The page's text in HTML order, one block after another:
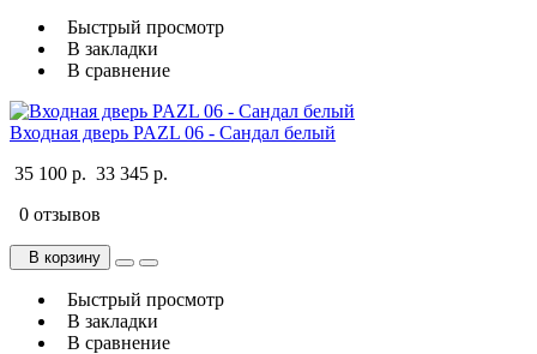
Быстрый просмотр
В закладки
В сравнение
Входная дверь PAZL 06 - Сандал белый
35 100 р. 33 345 р.
0 отзывов
В корзину
Быстрый просмотр
В закладки
В сравнение